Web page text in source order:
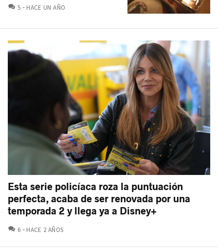
5 COMENTARIOS
HACE UN AÑO
Esta serie policíaca roza la puntuación
perfecta, acaba de ser renovada por una
temporada 2 y llega ya a Disney+
6 COMENTARIOS
HACE 2 AÑOS